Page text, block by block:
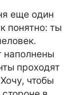
еще один
понятно: ты
наполнены
проходят
чтобы